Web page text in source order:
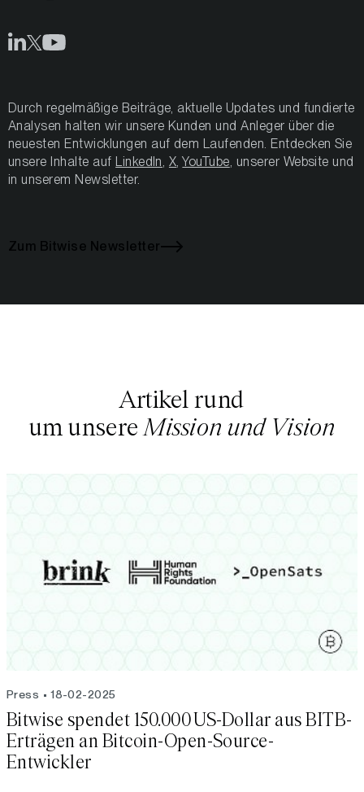
Durch regelmäßige Beiträge, aktuelle Updates und fundierte
Analysen halten wir unsere Kunden und Anleger über die
neuesten Entwicklungen auf dem Laufenden. Entdecken Sie
unsere Inhalte aufLinkedIn X ,YouTube , unserer Website und
in unserem Newsletter.
Zum Bitwise Newsletter
Artikel rund
um unsere Mission und Vision
Press 18-02-2025
Bitwise spendet 150.000 US-Dollar aus BITB-
Erträgen an Bitcoin-Open-Source-
Entwickler